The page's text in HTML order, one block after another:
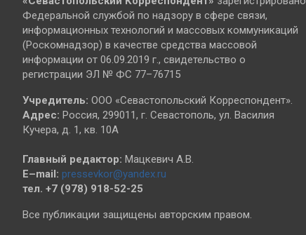
Федеральной службой по надзору в сфере связи,
информационных технологий и массовых коммуникаций
(Роскомнадзор) в качестве средства массовой
информации от 06.09.2019 г., свидетельство о
регистрации ЭЛ № ФС 77–76715
Учредитель: ООО «Севастопольский Корреспондент».
Адрес: Россия, 299011, г. Севастополь, ул. Василия
Кучера, д. 1, кв. 10А
Главный редактор: Мацкевич А.В.
E–mail: pressevkor@yandex.ru
тел. +7 (978) 918-52-25
Все публикации защищены авторским правом.